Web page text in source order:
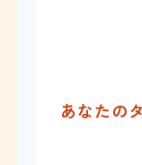
あなたの